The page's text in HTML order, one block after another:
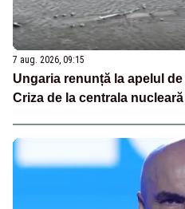
7 aug. 2026, 09:15
Ungaria renunță la apelul
Criza de la centrala